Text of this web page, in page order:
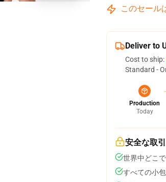
このセール
Deliver to
Cost to ship:
Standard -
Production
Today
安全な取引
世界中どこ
すべての小